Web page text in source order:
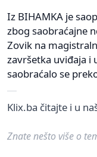
Iz BIHAMKA je
zbog saobraćajne
Zovik na
završetka uviđaja i
saobraćalo se
Klix.ba čitajte i u
Znate nešto više o